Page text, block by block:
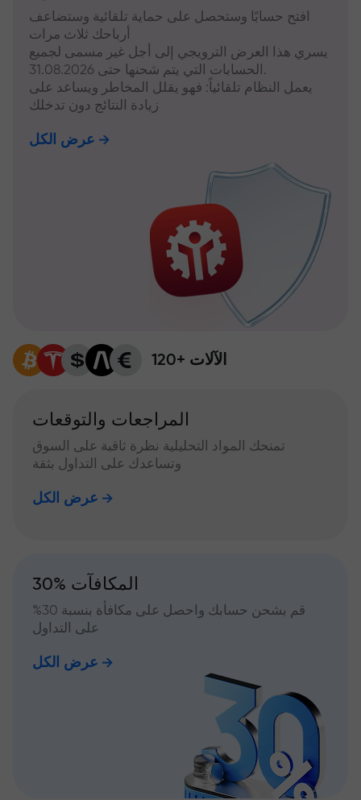
افتح حسابًا وستحصل على حماية تلقائية وستضاعف
أرباحك ثلاث مرات
يسري هذا العرض الترويجي إلى أجل غير مسمى لجميع
الحسابات التي يتم شحنها حتى 31.08.2026.
يعمل النظام تلقائياً: فهو يقلل المخاطر ويساعد على
زيادة النتائج دون تدخلك
عرض الكل
120+ الآلات
المراجعات والتوقعات
تمنحك المواد التحليلية نظرة ثاقبة على السوق
وتساعدك على التداول بثقة
عرض الكل
30% المكافآت
قم بشحن حسابك واحصل على مكافأة بنسبة 30%
على التداول
عرض الكل